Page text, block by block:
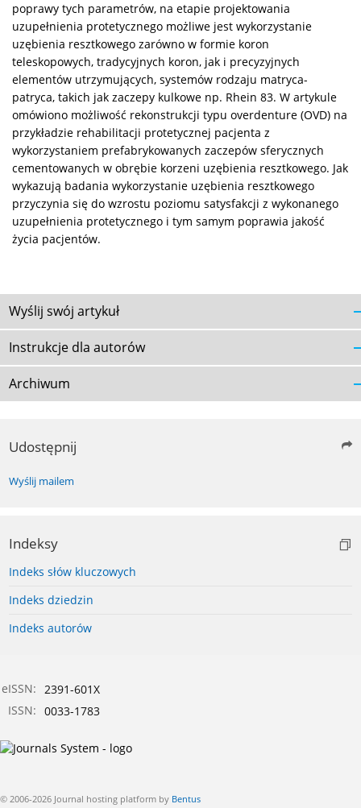
poprawy tych parametrów, na etapie projektowania
uzupełnienia protetycznego możliwe jest wykorzystanie
uzębienia resztkowego zarówno w formie koron
teleskopowych, tradycyjnych koron, jak i precyzyjnych
elementów utrzymujących, systemów rodzaju matryca-
patryca, takich jak zaczepy kulkowe np. Rhein 83. W artykule
omówiono możliwość rekonstrukcji typu overdenture (OVD) na
przykładzie rehabilitacji protetycznej pacjenta z
wykorzystaniem prefabrykowanych zaczepów sferycznych
cementowanych w obrębie korzeni uzębienia resztkowego. Jak
wykazują badania wykorzystanie uzębienia resztkowego
przyczynia się do wzrostu poziomu satysfakcji z wykonanego
uzupełnienia protetycznego i tym samym poprawia jakość
życia pacjentów.
Wyślij swój artykuł
Instrukcje dla autorów
Archiwum
Udostępnij
Wyślij mailem
Indeksy
Indeks słów kluczowych
Indeks dziedzin
Indeks autorów
eISSN: 2391-601X
ISSN: 0033-1783
© 2006-2026 Journal hosting platform by Bentus